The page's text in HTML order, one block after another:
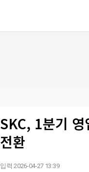
SKC, 1분기
전환
입력 2026-04-27 13:39